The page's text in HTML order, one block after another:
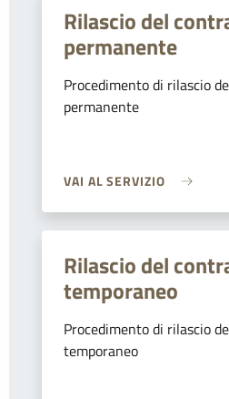
Rilascio del
permanente
Procedimento di rilascio
permanente
VAI AL SERVIZIO
Rilascio del
temporaneo
Procedimento di rilascio
temporaneo